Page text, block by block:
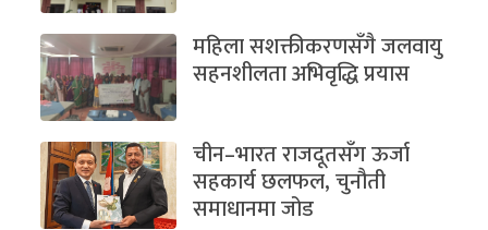
महिला सशक्तीकरणसँगै जलवायु
सहनशीलता अभिवृद्धि प्रयास
चीन–भारत राजदूतसँग ऊर्जा
सहकार्य छलफल, चुनौती
समाधानमा जोड